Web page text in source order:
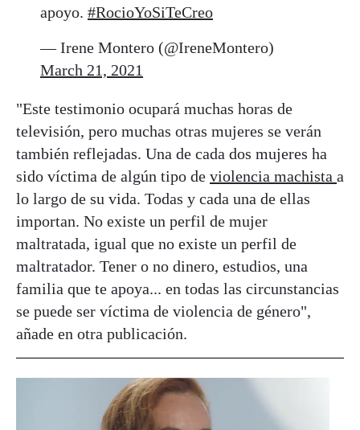
apoyo. #RocioYoSiTeCreo
— Irene Montero (@IreneMontero)
March 21, 2021
"Este testimonio ocupará muchas horas de
televisión, pero muchas otras mujeres se verán
también reflejadas. Una de cada dos mujeres ha
sido víctima de algún tipo de violencia machista a
lo largo de su vida. Todas y cada una de ellas
importan. No existe un perfil de mujer
maltratada, igual que no existe un perfil de
maltratador. Tener o no dinero, estudios, una
familia que te apoya... en todas las circunstancias
se puede ser víctima de violencia de género",
añade en otra publicación.